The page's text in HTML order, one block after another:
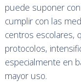
puede suponer
cumplir con las
centros escolares,
protocolos,
especialmente en
mayor uso.